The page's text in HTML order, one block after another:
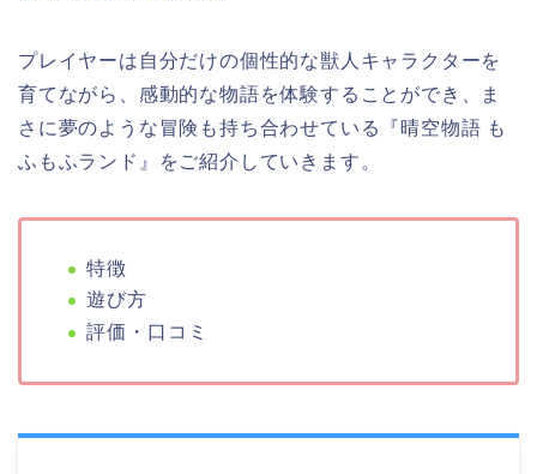
プレイヤーは自分だけの個性的な獣人キャラクターを
育てながら、感動的な物語を体験することができ、ま
さに夢のような冒険も持ち合わせている『晴空物語 も
ふもふランド』をご紹介していきます。
特徴
遊び方
評価・口コミ